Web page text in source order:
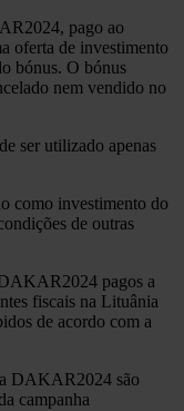
pago ao
oferta de investimento
bónus. O bónus
nem vendido no
ser utilizado apenas
como investimento do
de outras
pagos a
fiscais na Lituânia
de acordo com a
DAKAR2024 são
campanha